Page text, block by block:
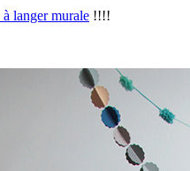
langer murale !!!!